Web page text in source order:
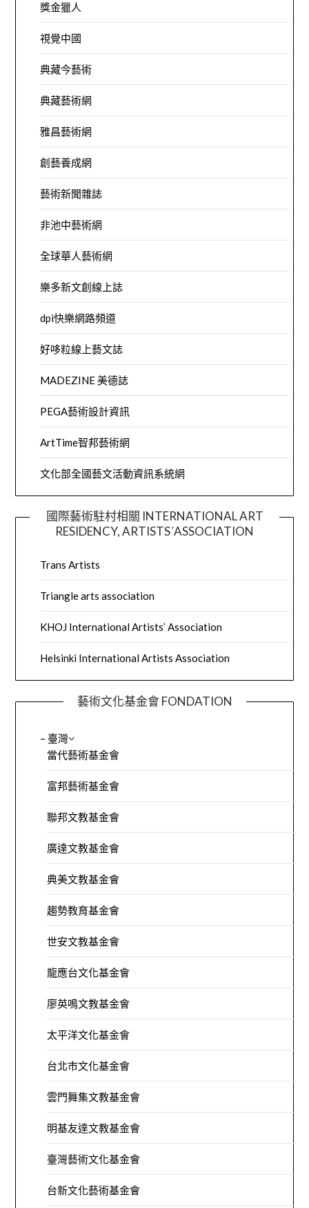
獎金獵人
視覺中國
典藏今藝術
典藏藝術網
雅昌藝術網
創藝養成網
藝術新聞雜誌
非池中藝術網
全球華人藝術網
樂多新文創線上誌
dpi快樂網路頻道
好哆粒線上藝文誌
MADEZINE 美德誌
PEGA藝術設計資訊
ArtTime智邦藝術網
文化部全國藝文活動資訊系統網
國際藝術駐村相關 INTERNATIONAL ART
RESIDENCY, ARTISTS´ASSOCIATION
Trans Artists
Triangle arts association
KHOJ International Artists’ Association
Helsinki International Artists Association
藝術文化基金會 FONDATION
– 臺灣
當代藝術基金會
富邦藝術基金會
聯邦文教基金會
廣達文教基金會
典美文教基金會
趨勢教育基金會
世安文教基金會
龍應台文化基金會
廖英鳴文教基金會
太平洋文化基金會
台北市文化基金會
雲門舞集文教基金會
明基友達文教基金會
臺灣藝術文化基金會
台新文化藝術基金會